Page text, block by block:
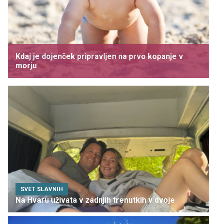
Kdaj je dojenček pripravljen na prvo kopanje v
morju
SVET SLAVNIH
Na Hvaru uživata v zadnjih trenutkih v dvoje